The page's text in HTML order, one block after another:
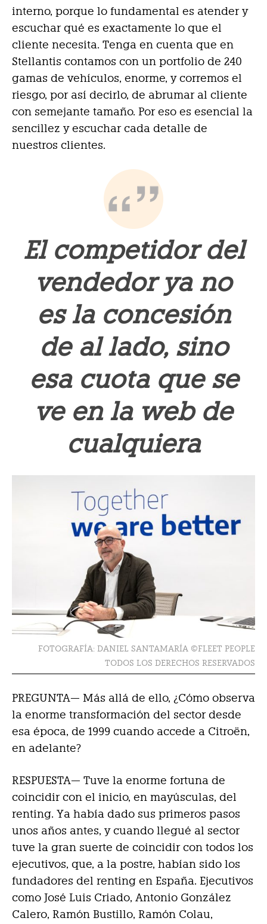
interno, porque lo fundamental es atender y
escuchar qué es exactamente lo que el
cliente necesita. Tenga en cuenta que en
Stellantis contamos con un portfolio de 240
gamas de vehículos, enorme, y corremos el
riesgo, por así decirlo, de abrumar al cliente
con semejante tamaño. Por eso es esencial la
sencillez y escuchar cada detalle de
nuestros clientes.
El competidor del
vendedor ya no
es la concesión
de al lado, sino
esa cuota que se
ve en la web de
cualquiera
FOTOGRAFÍA: DANIEL SANTAMARÍA ©FLEET PEOPLE
TODOS LOS DERECHOS RESERVADOS
PREGUNTA— Más allá de ello, ¿Cómo observa
la enorme transformación del sector desde
esa época, de 1999 cuando accede a Citroën,
en adelante?
RESPUESTA— Tuve la enorme fortuna de
coincidir con el inicio, en mayúsculas, del
renting. Ya había dado sus primeros pasos
unos años antes, y cuando llegué al sector
tuve la gran suerte de coincidir con todos los
ejecutivos, que, a la postre, habían sido los
fundadores del renting en España. Ejecutivos
como José Luis Criado, Antonio González
Calero, Ramón Bustillo, Ramón Colau,